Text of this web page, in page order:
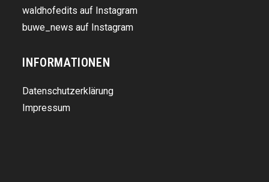
waldhofedits auf Instagram
buwe_news auf Instagram
INFORMATIONEN
Datenschutzerklärung
Impressum